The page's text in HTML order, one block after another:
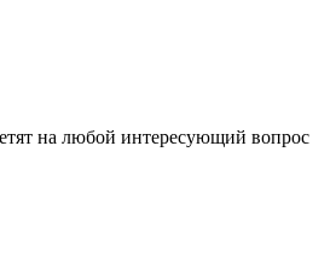
на любой интересующий вопрос